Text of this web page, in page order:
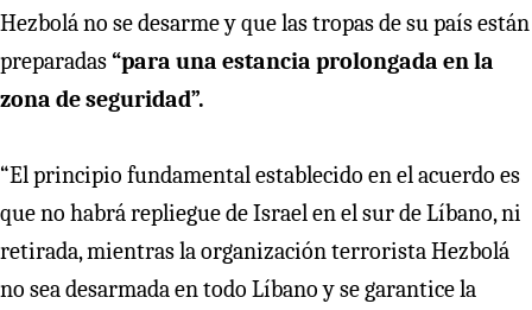
Hezbolá no se desarme y que las tropas de su país están
preparadas“para una estancia prolongada en la
zona de seguridad”.
“El principio fundamental establecido en el acuerdo es
que no habrá repliegue de Israel en el sur de Líbano, ni
retirada, mientras la organización terrorista Hezbolá
no sea desarmada en todo Líbano y se garantice la